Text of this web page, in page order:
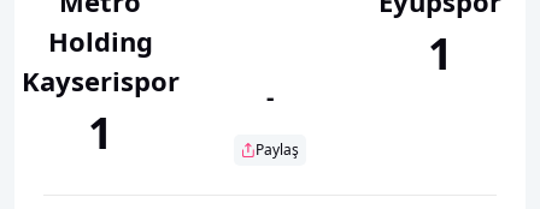
Holding
Kayserispor
1
-
Paylaş
1